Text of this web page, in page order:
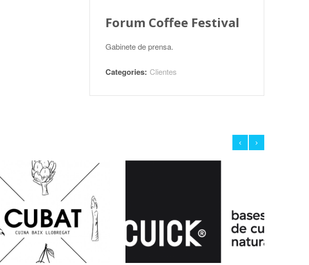
Forum Coffee Festival
Gabinete de prensa.
Categories: Clientes